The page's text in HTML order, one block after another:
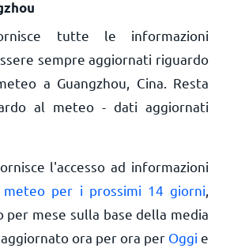
tutte le informazioni
sempre aggiornati riguardo
a Guangzhou, Cina. Resta
al meteo - dati aggiornati
l'accesso ad informazioni
meteo per i prossimi 14 giorni
per mese sulla base della media
ora per ora per Oggi e